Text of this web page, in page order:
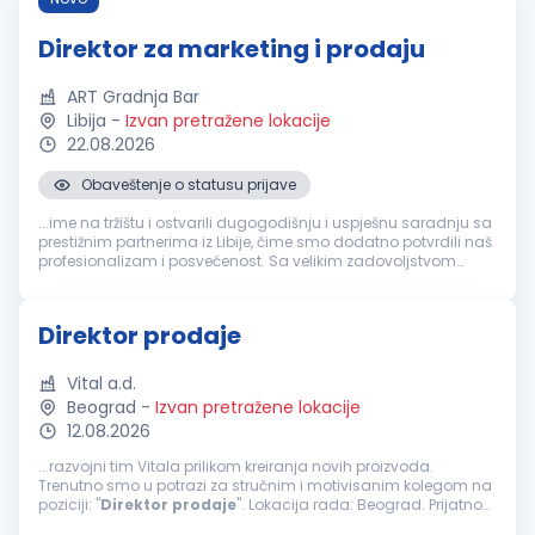
Direktor za marketing i prodaju
ART Gradnja Bar
Libija - Izvan pretražene lokacije
22.08.2026
Obaveštenje o statusu prijave
...ime na tržištu i ostvarili dugogodišnju i uspješnu saradnju sa
prestižnim partnerima iz Libije, čime smo dodatno potvrdili naš
profesionalizam i posvećenost. Sa velikim zadovoljstvom
Direktor prodaje
Vital a.d.
Beograd - Izvan pretražene lokacije
12.08.2026
...razvojni tim Vitala prilikom kreiranja novih proizvoda.
Trenutno smo u potrazi za stručnim i motivisanim kolegom na
poziciji: "Direktor prodaje". Lokacija rada: Beograd. Prijatno